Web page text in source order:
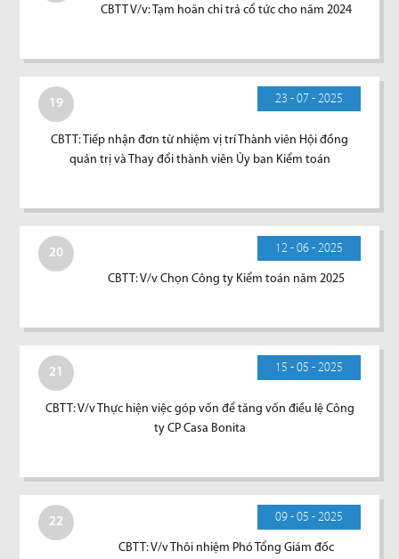
CBTT V/v: Tạm hoãn chi trả cổ tức cho năm 2024
19 23 - 07 - 2025
CBTT: Tiếp nhận đơn từ nhiệm vị trí Thành viên Hội đồng
quản trị và Thay đổi thành viên Ủy ban Kiểm toán
20 12 - 06 - 2025
CBTT: V/v Chọn Công ty Kiểm toán năm 2025
21 15 - 05 - 2025
CBTT: V/v Thực hiện việc góp vốn để tăng vốn điều lệ Công
ty CP Casa Bonita
22 09 - 05 - 2025
CBTT: V/v Thôi nhiệm Phó Tổng Giám đốc